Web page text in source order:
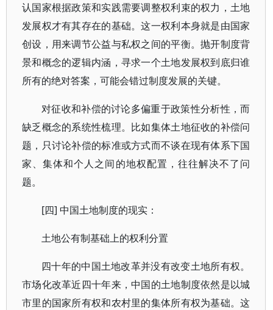
认国家根据政策和实践需要调整权利束的权力，土地
发展权才有其存在的基础。这一权利本身就是由国家
创设，用来调节公益与私权之间的平衡。抛开制度背
景和概念的逻辑内涵，寻求一个土地发展权到底归谁
所有的绝对答案，可能会错过制度发展的关键。
对征收和补偿的讨论多偏重于政策性分析性，而
缺乏概念的系统性梳理。比如集体土地征收的补偿问
题，只讨论补偿的标准或方式而不谈在现有体系下国
家、集体和个人之间的地权配置，往往解决不了问
题。
[四] 中国土地制度的现实：
土地公有制基础上的权利分置
四十年的中国土地改革并没有改变土地所有权。
市场化改革近四十年来，中国的土地制度依然是以城
市里的国家所有权和农村里的集体所有权为基础。这